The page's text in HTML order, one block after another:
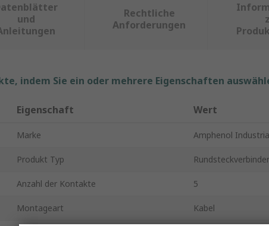
und
Rechtliche
Anforderungen
indem Sie ein oder mehrere Eigenschaften
Eigenschaft Wert
Marke Amphenol
Produkt Typ Rundsteckverbinder
Anzahl der Kontakte 5
Montageart Kabel